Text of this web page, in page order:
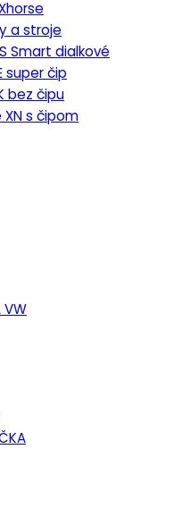
a stroje
Smart dialkové
super čip
bez čipu
s čipom
VW